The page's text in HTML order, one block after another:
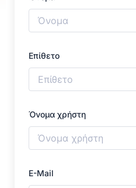
Επίθετο
Όνομα χρήστη
E-Mail